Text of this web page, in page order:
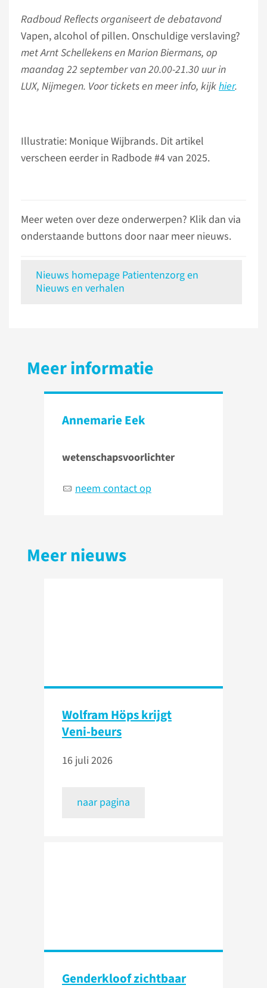
Radboud Reflects organiseert de debatavond
Vapen, alcohol of pillen. Onschuldige verslaving?
met Arnt Schellekens en Marion Biermans, op
maandag 22 september van 20.00-21.30 uur in
LUX, Nijmegen. Voor tickets en meer info, kijkhier.
Illustratie: Monique Wijbrands. Dit artikel
verscheen eerder in Radbode #4 van 2025.
Meer weten over deze onderwerpen? Klik dan via
onderstaande buttons door naar meer nieuws.
Nieuws homepage Patientenzorg en
Nieuws en verhalen
Meer informatie
Annemarie Eek
wetenschapsvoorlichter
neem contact op
Meer nieuws
Wolfram Höps krijgt
Veni-beurs
16 juli 2026
naar pagina
Genderkloof zichtbaar